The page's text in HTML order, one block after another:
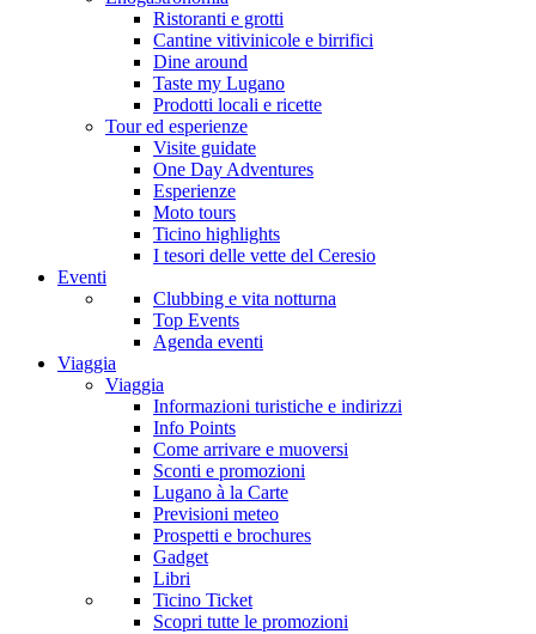
Ristoranti e grotti
Cantine vitivinicole e birrifici
Dine around
Taste my Lugano
Prodotti locali e ricette
Tour ed esperienze
Visite guidate
One Day Adventures
Esperienze
Moto tours
Ticino highlights
I tesori delle vette del Ceresio
Eventi
Clubbing e vita notturna
Top Events
Agenda eventi
Viaggia
Viaggia
Informazioni turistiche e indirizzi
Info Points
Come arrivare e muoversi
Sconti e promozioni
Lugano à la Carte
Previsioni meteo
Prospetti e brochures
Gadget
Libri
Ticino Ticket
Scopri tutte le promozioni